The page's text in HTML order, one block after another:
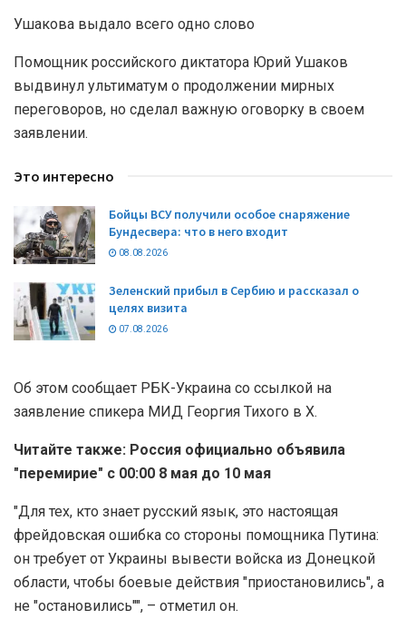
Ушакова выдало всего одно слово
Помощник российского диктатора Юрий Ушаков
выдвинул ультиматум о продолжении мирных
переговоров, но сделал важную оговорку в своем
заявлении.
Это интересно
Бойцы ВСУ получили особое снаряжение
Бундесвера: что в него входит
08.08.2026
Зеленский прибыл в Сербию и рассказал о
целях визита
07.08.2026
Об этом сообщает РБК-Украина со ссылкой на
заявление спикера МИД Георгия Тихого в X.
Читайте также: Россия официально объявила
"перемирие" с 00:00 8 мая до 10 мая
"Для тех, кто знает русский язык, это настоящая
фрейдовская ошибка со стороны помощника Путина:
он требует от Украины вывести войска из Донецкой
области, чтобы боевые действия "приостановились", а
не "остановились"", – отметил он.